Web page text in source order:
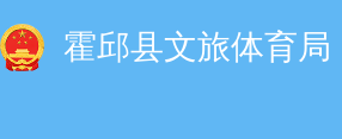
霍邱县文旅体育局